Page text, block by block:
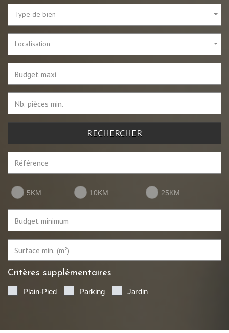
Type de bien
Localisation
RECHERCHER
5KM 10KM 25KM
Critères supplémentaires
Plain-Pied Parking Jardin